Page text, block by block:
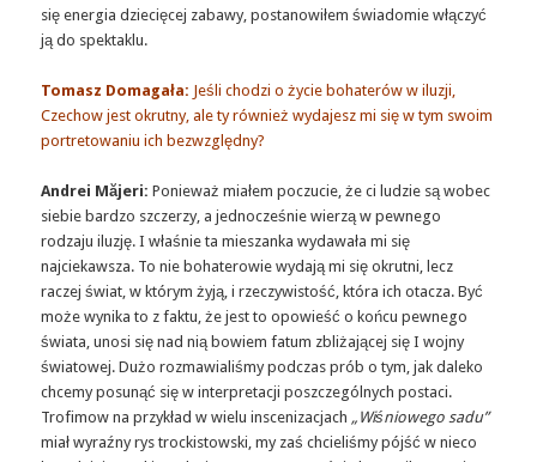
się energia dziecięcej zabawy, postanowiłem świadomie włączyć
ją do spektaklu.
Tomasz Domagała: Jeśli chodzi o życie bohaterów w iluzji,
Czechow jest okrutny, ale ty również wydajesz mi się w tym swoim
portretowaniu ich bezwzględny?
Andrei Măjeri: Ponieważ miałem poczucie, że ci ludzie są wobec
siebie bardzo szczerzy, a jednocześnie wierzą w pewnego
rodzaju iluzję. I właśnie ta mieszanka wydawała mi się
najciekawsza. To nie bohaterowie wydają mi się okrutni, lecz
raczej świat, w którym żyją, i rzeczywistość, która ich otacza. Być
może wynika to z faktu, że jest to opowieść o końcu pewnego
świata, unosi się nad nią bowiem fatum zbliżającej się I wojny
światowej. Dużo rozmawialiśmy podczas prób o tym, jak daleko
chcemy posunąć się w interpretacji poszczególnych postaci.
Trofimow na przykład w wielu inscenizacjach „Wiśniowego sadu”
miał wyraźny rys trockistowski, my zaś chcieliśmy pójść w nieco